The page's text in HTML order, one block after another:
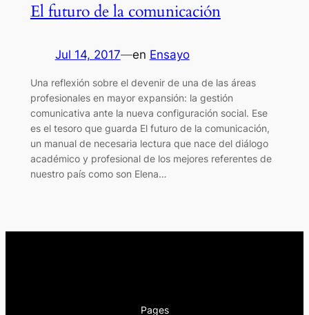
El futuro de la comunicación
Jul 14, 2017—en Ensayo
Una reflexión sobre el devenir de una de las áreas
profesionales en mayor expansión: la gestión
comunicativa ante la nueva configuración social. Ese
es el tesoro que guarda El futuro de la comunicación,
un manual de necesaria lectura que nace del diálogo
académico y profesional de los mejores referentes de
nuestro país como son Elena…
Pages